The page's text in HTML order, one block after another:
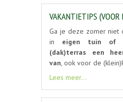
VAKANTIETIPS
Ga je deze zomer niet
in eigen tuin of
(dak)terras een
van, ook voor de
Lees meer...